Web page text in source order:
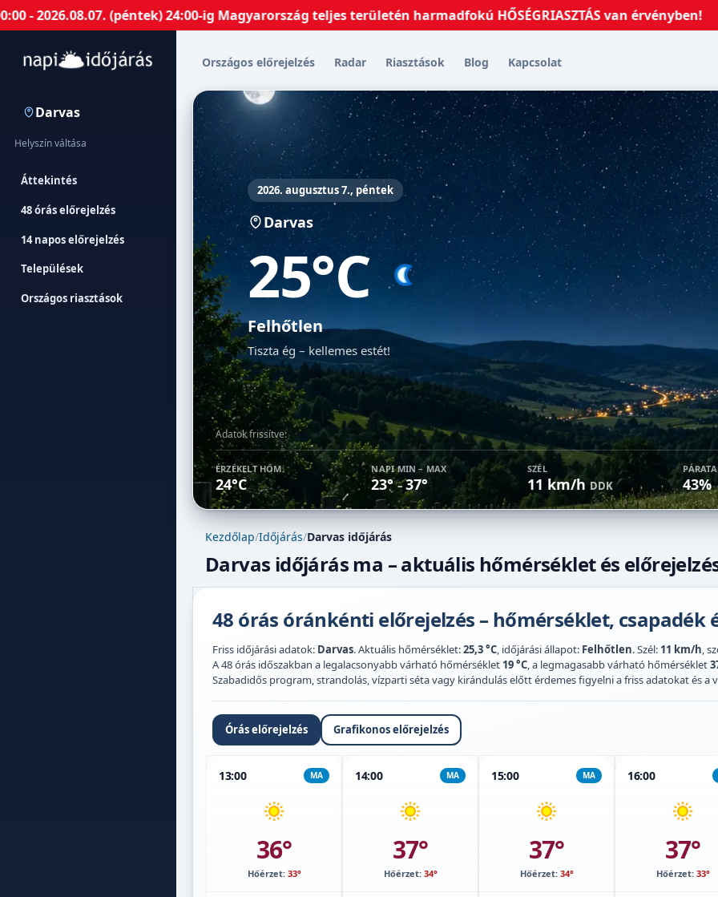
(péntek) 24:00-ig Magyarország teljes területén harmadfokú HŐSÉGRIASZTÁS van érvényben!
Darvas
Helyszín váltása
Áttekintés
48 órás előrejelzés
14 napos előrejelzés
Települések
Országos riasztások
Országos előrejelzés Radar Riasztások Blog Kapcsolat
2026. augusztus 7., péntek
Darvas
25°C
Felhőtlen
Tiszta ég – kellemes estét!
Adatok frissítve:
ÉRZÉKELT HŐM.
24°C
NAPI MIN – MAX
23° –37°
SZÉL
11 km/h DDK 43%
Kezdőlap/Időjárás/Darvas időjárás
Darvas időjárás ma – aktuális hőmérséklet és
48 órás óránkénti előrejelzés – hőmérséklet, csapadék
Friss időjárási adatok: Darvas. Aktuális hőmérséklet:25,3 °C, időjárási állapot: Felhőtlen. Szél: 11 km/h,
A 48 órás időszakban a legalacsonyabb várható hőmérséklet 19 °C, a legmagasabb várható hőmérséklet
Szabadidős program, strandolás, vízparti séta vagy kirándulás előtt érdemes figyelni a friss adatokat és a
Órás előrejelzés Grafikonos előrejelzés
13:00 MA
36°
Hőérzet: 33°
14:00 MA
37°
Hőérzet: 34°
15:00 MA
37°
Hőérzet: 34°
16:00
37°
Hőérzet: 33°